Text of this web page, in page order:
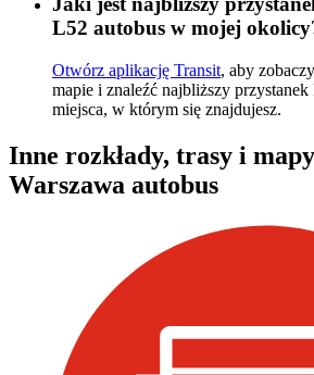
L52 autobus w mojej
Otwórz aplikację Transit, aby
mapie i znaleźć najbliższy
miejsca, w którym się znajdujesz.
Inne rozkłady, trasy i
Warszawa autobus